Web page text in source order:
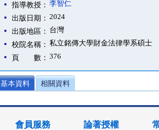
指導教授： 李智仁
出版日期： 2024
出版地區： 台灣
校院名稱： 私立銘傳大學財金法律學系碩士
頁 數： 376
基本資料 相關資料
會員服務 論著授權